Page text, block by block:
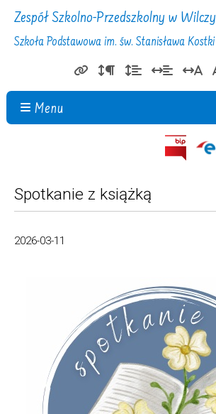
Zespół Szkolno-Przedszkolny w Wilczy
Szkoła Podstawowa im. św. Stanisława Kostki
Menu
Spotkanie z książką
2026-03-11